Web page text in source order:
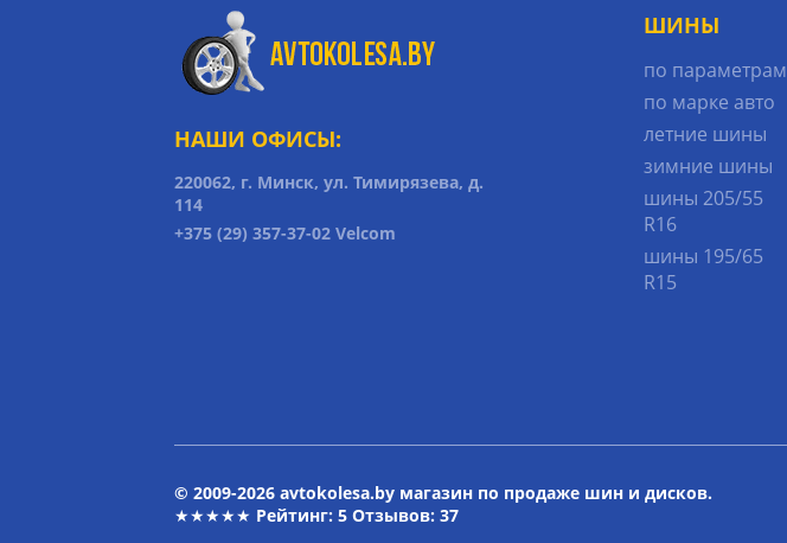
НАШИ ОФИСЫ:
220062, г. Минск, ул. Тимирязева, д.
114
+375 (29) 357-37-02 Velcom
ШИНЫ
по параметрам
по марке авто
летние шины
зимние шины
шины 205/55
R16
шины 195/65
R15
© 2009-2026 avtokolesa.by магазин по продаже шин и дисков.
★★★★★ Рейтинг: 5 Отзывов: 37